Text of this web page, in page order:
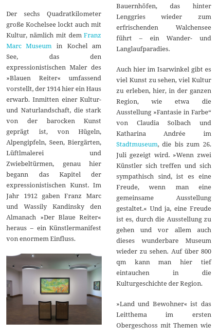
Der sechs Quadratkilometer
große Kochelsee lockt auch mit
Kultur, nämlich mit demFranz
Marc Museum in Kochel am
See, das den
expressionistischen Maler des
»Blauen Reiter« umfassend
vorstellt, der 1914 hier ein Haus
erwarb. Inmitten einer Kultur-
und Naturlandschaft, die stark
von der barocken Kunst
geprägt ist, von Hügeln,
Alpengipfeln, Seen, Biergärten,
Lüftlmalerei und
Zwiebeltürmen, genau hier
begann das Kapitel der
expressionistischen Kunst. Im
Jahr 1912 gaben Franz Marc
und Wassily Kandinsky den
Almanach »Der Blaue Reiter«
heraus – ein Künstlermanifest
von enormem Einfluss.
Bauernhöfen, das hinter
Lenggries wieder zum
erfrischenden Walchensee
führt – ein Wander- und
Langlaufparadies.
Auch hier im Isarwinkel gibt es
viel Kunst zu sehen, viel Kultur
zu erleben, hier, in der ganzen
Region, wie etwa die
Ausstellung »Fantasie in Farbe“
von Claudia Solbach und
Katharina Andrée im
Stadtmuseum, die bis zum 26.
Juli gezeigt wird. »Wenn zwei
Künstler sich treffen und sich
sympathisch sind, ist es eine
Freude, wenn man eine
gemeinsame Ausstellung
gestaltet.« Und ja, eine Freude
ist es, durch die Ausstellung zu
gehen und vor allem auch
dieses wunderbare Museum
wieder zu sehen. Auf über 800
qm kann man hier tief
eintauchen in die
Kulturgeschichte der Region.
»Land und Bewohner« ist das
Leitthema im ersten
Obergeschoss mit Themen wie